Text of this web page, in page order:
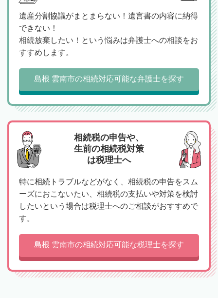
遺産分割協議がまとまらない！遺言書の内容に納得
できない！
相続放棄したい！という悩みは弁護士への相談をお
すすめします。
島根 雲南市の相続対応可能な弁護士を探す
相続税の申告や、
生前の相続税対策
は税理士へ
特に相続トラブルなどがなく、相続税の申告をスム
ーズにおこないたい、相続税の支払いや対策を検討
したいという場合は税理士へのご相談がおすすめで
す。
島根 雲南市の相続対応可能な税理士を探す